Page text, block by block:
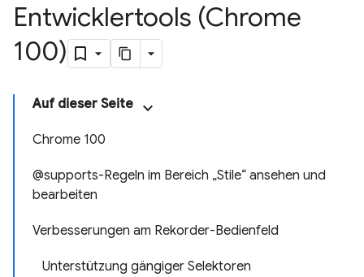
Entwicklertools (Chrome
100)
Auf dieser Seite
Chrome 100
@supports-Regeln im Bereich „Stile“ ansehen und
bearbeiten
Verbesserungen am Rekorder-Bedienfeld
Unterstützung gängiger Selektoren